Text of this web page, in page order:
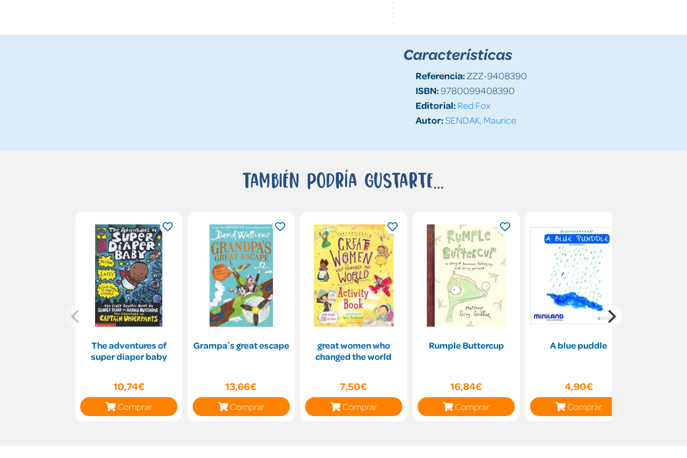
Características
Referencia: ZZZ-9408390
ISBN:9780099408390
Editorial: Red Fox
Autor:SENDAK, Maurice
También podría gustarte...
The adventures of
super diaper baby
10,74€
Comprar
Grampa´s great escape
13,66€
Comprar
great women who
changed the world
7,50€
Comprar
Rumple Buttercup
16,84€
Comprar
A blue puddle
4,90€
Comprar